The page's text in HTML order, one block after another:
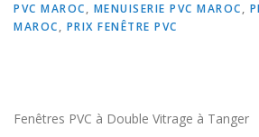
PVC MAROC, MENUISERIE PVC MAROC,
MAROC, PRIX FENÊTRE PVC
Fenêtres PVC à Double Vitrage à Tanger